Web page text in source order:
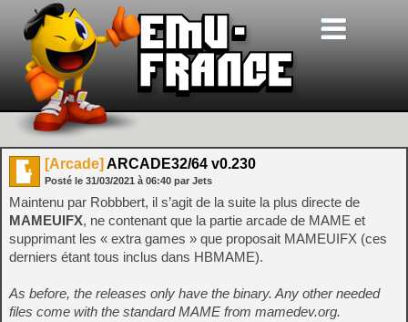
[Arcade] ARCADE32/64 v0.230
Posté le 31/03/2021 à 06:40 par Jets
Maintenu par Robbbert, il s’agit de la suite la plus directe de
MAMEUIFX, ne contenant que la partie arcade de MAME et
supprimant les « extra games » que proposait MAMEUIFX (ces
derniers étant tous inclus dans HBMAME).
As before, the releases only have the binary. Any other needed
files come with the standard MAME from mamedev.org.